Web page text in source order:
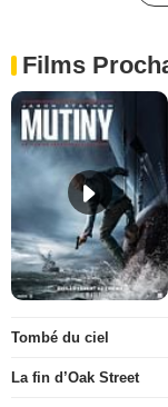
Films
Tombé du ciel
La fin d’Oak Street